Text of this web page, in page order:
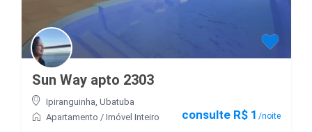
consulte R$ 1 /noite
Sun Way apto 2303
Ipiranguinha Ubatuba
Apartamento / Imóvel Inteiro